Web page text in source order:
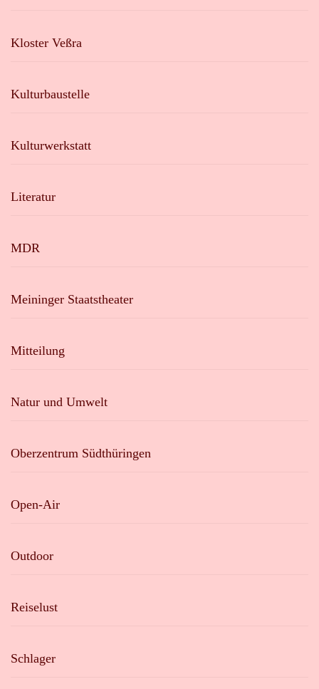
Kloster Veßra
Kulturbaustelle
Kulturwerkstatt
Literatur
MDR
Meininger Staatstheater
Mitteilung
Natur und Umwelt
Oberzentrum Südthüringen
Open-Air
Outdoor
Reiselust
Schlager